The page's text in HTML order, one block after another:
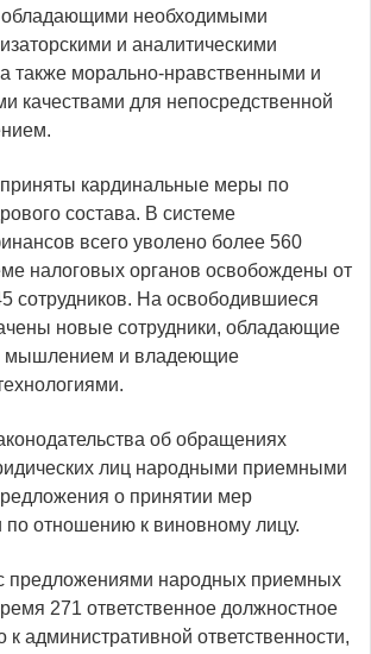
обладающими необходимыми
и аналитическими
также морально-нравственными и
качествами для непосредственной
приняты кардинальные меры по
состава. В системе
всего уволено более 560
налоговых органов освобождены от
сотрудников. На освободившиеся
новые сотрудники, обладающие
мышлением и владеющие
об обращениях
лиц народными приемными
о принятии мер
по отношению к виновному лицу.
предложениями народных приемных
271 ответственное должностное
к административной ответственности,